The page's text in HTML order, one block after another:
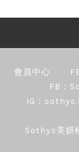
會員中心
FB：
IG：
Sothys美妍